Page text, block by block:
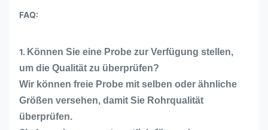
FAQ:
1. Können Sie eine Probe zur Verfügung stellen,
um die Qualität zu überprüfen?
Wir können freie Probe mit selben oder ähnliche
Größen versehen, damit Sie Rohrqualität
überprüfen.